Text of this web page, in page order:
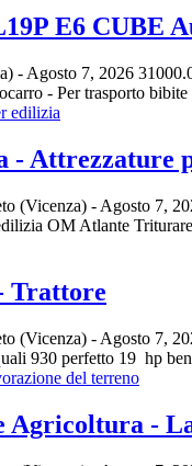
E6 CUBE
- Agosto 7, 2026
- Per trasporto
- Attrezzature
(Vicenza) - Agosto 7,
OM Atlante
Trattore
(Vicenza) - Agosto 7,
930 perfetto 19 hp
-